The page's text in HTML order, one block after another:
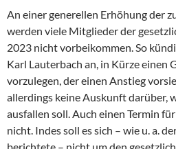
An einer generellen Erhöhung der
werden viele Mitglieder der
2023 nicht vorbeikommen. So
Karl Lauterbach an, in Kürze einen
vorzulegen, der einen Anstieg
allerdings keine Auskunft darüber,
ausfallen soll. Auch einen Termin
nicht. Indes soll es sich – wie u. a.